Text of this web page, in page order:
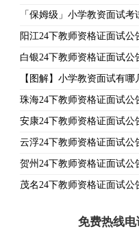
「保姆级」小学教资面试
阳江24下教师资格证面试
白银24下教师资格证面试
【图解】小学教资面试有
珠海24下教师资格证面试
安康24下教师资格证面试
云浮24下教师资格证面试公
贺州24下教师资格证面试公
茂名24下教师资格证面试公
免费热线电